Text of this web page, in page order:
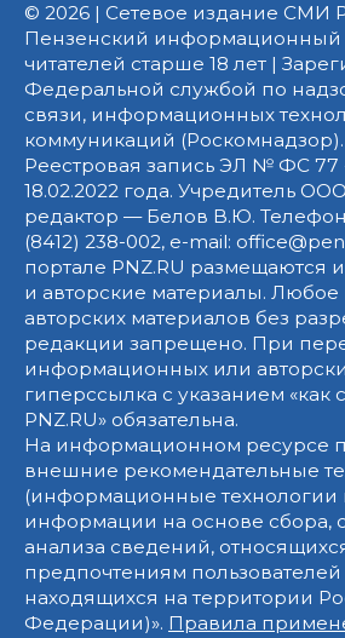
© 2026 | Сетевое издание СМИ
Пензенский информационный
читателей старше 18 лет |
Федеральной службой по
связи, информационных
коммуникаций (Роскомнадзор).
Реестровая запись ЭЛ № ФС 77
18.02.2022 года. Учредитель
редактор — Белов В.Ю.
(8412) 238-002, e-mail:
портале PNZ.RU
и авторские материалы. Любое
авторских материалов без
редакции запрещено. При
информационных или
гиперссылка с указанием «как
PNZ.RU» обязательна.
На информационном ресурсе
внешние рекомендательные
(информационные технологии
информации на основе сбора,
анализа сведений,
предпочтениям пользователей
находящихся на территории
Федерации)». Правила